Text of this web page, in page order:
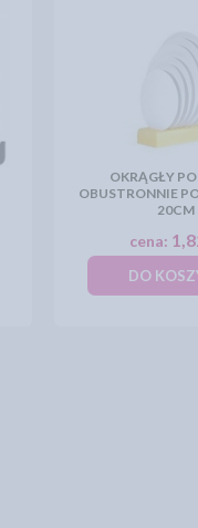
OKRĄGŁY
OBUSTRONNIE
20CM
cena:
DO